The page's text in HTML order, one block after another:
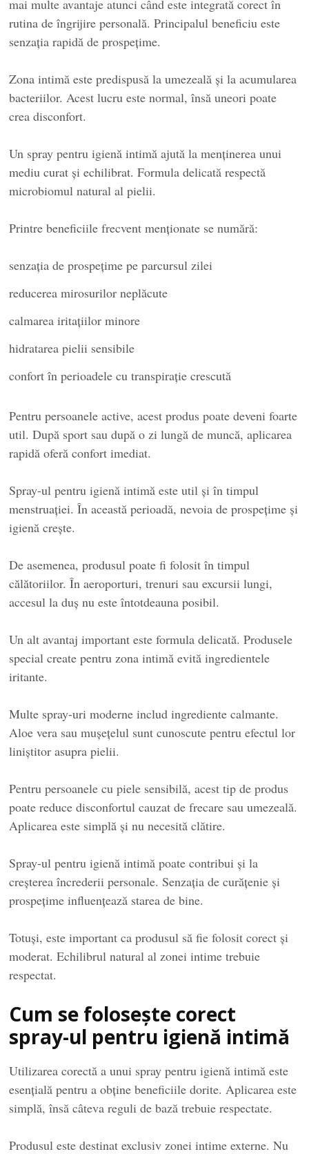
mai multe avantaje atunci când este integrată corect în
rutina de îngrijire personală. Principalul beneficiu este
senzația rapidă de prospețime.
Zona intimă este predispusă la umezeală și la acumularea
bacteriilor. Acest lucru este normal, însă uneori poate
crea disconfort.
Un spray pentru igienă intimă ajută la menținerea unui
mediu curat și echilibrat. Formula delicată respectă
microbiomul natural al pielii.
Printre beneficiile frecvent menționate se numără:
senzația de prospețime pe parcursul zilei
reducerea mirosurilor neplăcute
calmarea iritațiilor minore
hidratarea pielii sensibile
confort în perioadele cu transpirație crescută
Pentru persoanele active, acest produs poate deveni foarte
util. După sport sau după o zi lungă de muncă, aplicarea
rapidă oferă confort imediat.
Spray-ul pentru igienă intimă este util și în timpul
menstruației. În această perioadă, nevoia de prospețime și
igienă crește.
De asemenea, produsul poate fi folosit în timpul
călătoriilor. În aeroporturi, trenuri sau excursii lungi,
accesul la duș nu este întotdeauna posibil.
Un alt avantaj important este formula delicată. Produsele
special create pentru zona intimă evită ingredientele
iritante.
Multe spray-uri moderne includ ingrediente calmante.
Aloe vera sau mușețelul sunt cunoscute pentru efectul lor
liniștitor asupra pielii.
Pentru persoanele cu piele sensibilă, acest tip de produs
poate reduce disconfortul cauzat de frecare sau umezeală.
Aplicarea este simplă și nu necesită clătire.
Spray-ul pentru igienă intimă poate contribui și la
creșterea încrederii personale. Senzația de curățenie și
prospețime influențează starea de bine.
Totuși, este important ca produsul să fie folosit corect și
moderat. Echilibrul natural al zonei intime trebuie
respectat.
Cum se folosește corect
spray-ul pentru igienă intimă
Utilizarea corectă a unui spray pentru igienă intimă este
esențială pentru a obține beneficiile dorite. Aplicarea este
simplă, însă câteva reguli de bază trebuie respectate.
Produsul este destinat exclusiv zonei intime externe. Nu